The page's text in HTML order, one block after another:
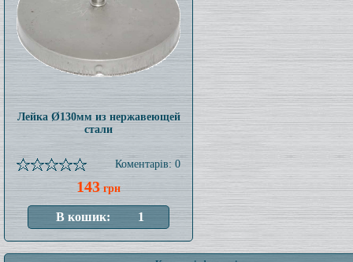
Лейка Ø130мм из нержавеющей
стали
Коментарів: 0
143 грн